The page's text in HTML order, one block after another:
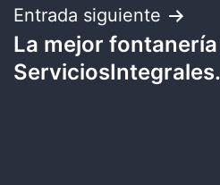
Entrada siguiente
La mejor